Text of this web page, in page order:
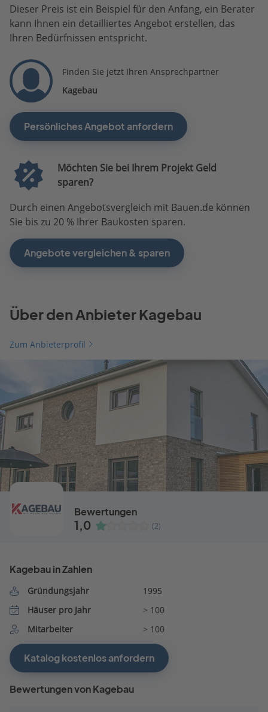
Dieser Preis ist ein Beispiel für den Anfang, ein Berater
kann Ihnen ein detailliertes Angebot erstellen, das
Ihren Bedürfnissen entspricht.
Finden Sie jetzt Ihren Ansprechpartner
Kagebau
Persönliches Angebot anfordern
Möchten Sie bei Ihrem Projekt Geld
sparen?
Durch einen Angebotsvergleich mit Bauen.de können
Sie bis zu 20 % Ihrer Baukosten sparen.
Angebote vergleichen & sparen
Über den Anbieter Kagebau
Zum Anbieterprofil
Bewertungen
1,0 (2)
Kagebau in Zahlen
Gründungsjahr
1995
Häuser pro Jahr
> 100
Mitarbeiter
> 100
Katalog kostenlos anfordern
Bewertungen von Kagebau